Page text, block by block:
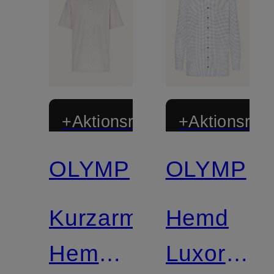
+Aktionsrabatt
Zertifiziert
OLYMP
Kurzarm-
Hemd
Zertifiziert
OLYMP
Hemd
Luxor